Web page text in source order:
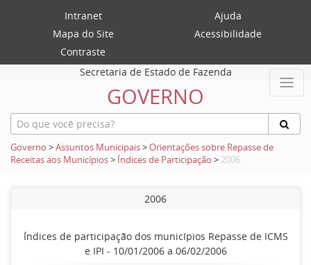
Intranet
Ajuda
Mapa do Site
Acessibilidade
Contraste
Secretaria de Estado de Fazenda
GOVERNO
Governo >Assuntos Municipais>Orientações sobre Repasse de
Receitas aos Municípios> Índices de Participação > 2006
2006
Índices de participação dos municípios Repasse de ICMS
e IPI - 10/01/2006 a 06/02/2006